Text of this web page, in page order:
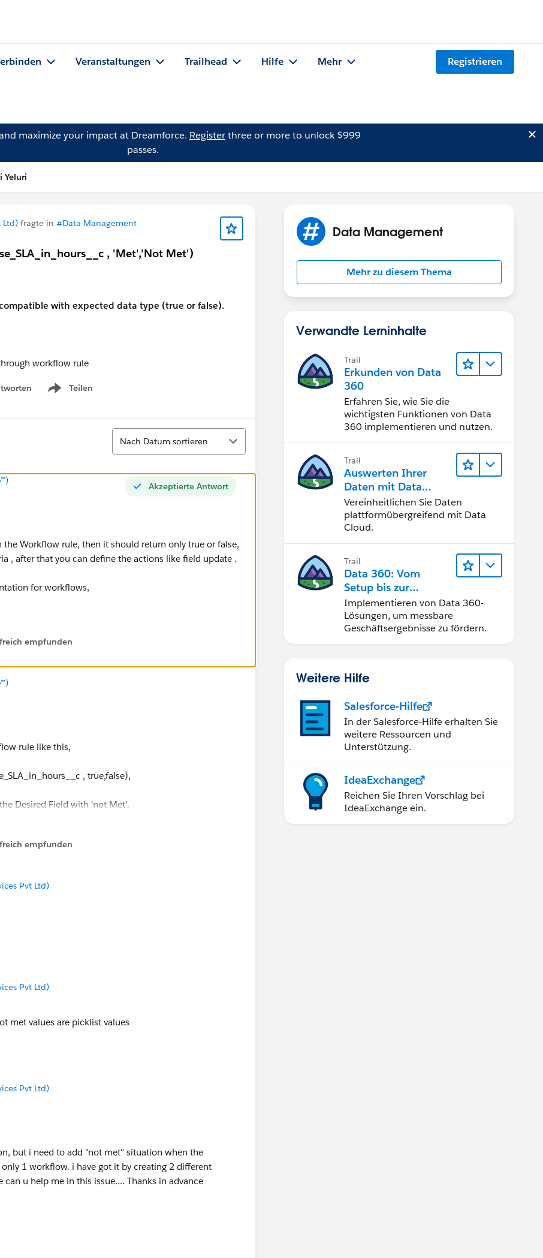
Veranstaltungen Trailhead Hilfe Mehr Registrieren
maximize your impact at Dreamforce. Registerthree or more to unlock $999
passes.
Yeluri
Ltd) fragte in #Data Management
, 'Met','Not Met')
with expected data type (true or false).
workflow rule
Teilen
Show menu
Sortieren
Nach Datum sortieren
Akzeptierte Antwort
Workflow rule, then it should return only true or false,
, after that you can define the actions like field update .
for workflows,
rule-criteria/
,
Desired Field with 'Met'.
empfunden
rule like this,
, true,false),
Desired Field with 'not Met'.
empfunden
Pvt Ltd)
Pvt Ltd)
met values are picklist values
Pvt Ltd)
but i need to add "not met" situation when the
1 workflow. i have got it by creating 2 different
u help me in this issue.... Thanks in advance
Data Management
Mehr zu diesem Thema
Verwandte Lerninhalte
Trail
Erkunden von Data
360
Erfahren Sie, wie Sie die
wichtigsten Funktionen von Data
360 implementieren und nutzen.
Trail
Auswerten Ihrer
Daten mit Data
Cloud
Vereinheitlichen Sie Daten
plattformübergreifend mit Data
Cloud.
Trail
Data 360: Vom
Setup bis zur
Aktivierung
Implementieren von Data 360-
Lösungen, um messbare
Geschäftsergebnisse zu fördern.
Weitere Hilfe
Salesforce-Hilfe
In der Salesforce-Hilfe erhalten Sie
weitere Ressourcen und
Unterstützung.
IdeaExchange
Reichen Sie Ihren Vorschlag bei
IdeaExchange ein.